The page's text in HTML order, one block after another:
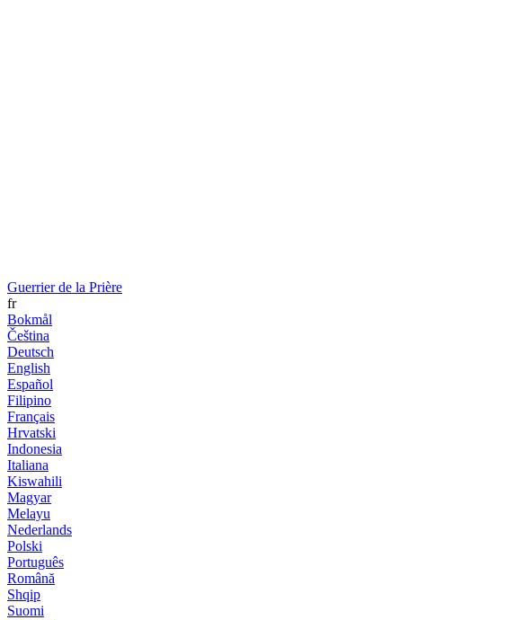
Guerrier de la Prière
fr
Bokmål
Čeština
Deutsch
English
Español
Filipino
Français
Hrvatski
Indonesia
Italiana
Kiswahili
Magyar
Melayu
Nederlands
Polski
Português
Română
Shqip
Suomi